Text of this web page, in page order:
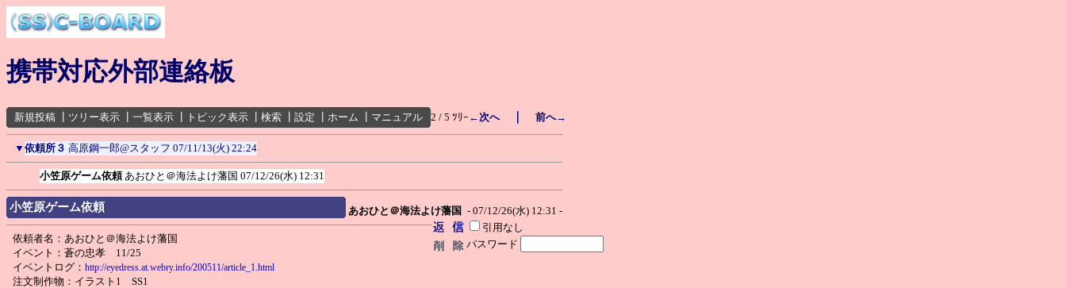
携帯対応外部連絡板
新規投稿 ツリー表示 一覧表示 トピック表示 検索 設定 ホーム マニュアル 2 / 5 ﾂﾘｰ ←次へ｜ 前へ→
▼ 依頼所３ 高原鋼一郎@スタッフ 07/11/13(火) 22:24
小笠原ゲーム依頼 あおひと＠海法よけ藩国 07/12/26(水) 12:31
小笠原ゲーム依頼 あおひと＠海法よけ藩国 - 07/12/26(水) 12:31 -
引用なし
パスワード
依頼者名：あおひと＠海法よけ藩国
イベント：蒼の忠孝 11/25
イベントログ： http://eyedress.at.webry.info/200511/article_1.html
注文制作物：イラスト1 SS1